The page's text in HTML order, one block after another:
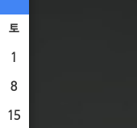
토
1
8
15